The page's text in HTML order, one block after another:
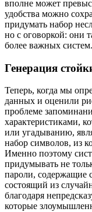
вполне может
удобства можно
придумать набор
но с оговоркой: они
более важных систем.
Генерация
Теперь, когда мы
данных и оценили
проблеме
характеристиками,
или угадыванию,
набор символов, из
Именно поэтому
придумывать не
пароли, содержащие
состоящий из
благодаря
которые